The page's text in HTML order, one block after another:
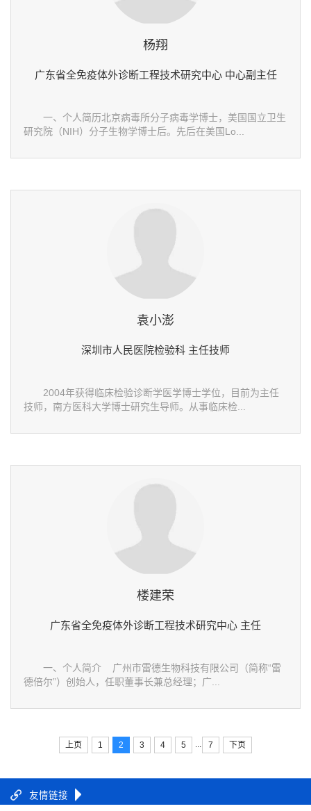
杨翔
广东省全免疫体外诊断工程技术研究中心 中心副主任
一、个人简历北京病毒所分子病毒学博士，美国国立卫生
研究院（NIH）分子生物学博士后。先后在美国Lo...
袁小澎
深圳市人民医院检验科 主任技师
2004年获得临床检验诊断学医学博士学位，目前为主任
技师，南方医科大学博士研究生导师。从事临床检...
楼建荣
广东省全免疫体外诊断工程技术研究中心 主任
一、个人简介 广州市雷德生物科技有限公司（简称“雷
德倍尔”）创始人，任职董事长兼总经理；广...
上页 1 2 3 4 5 ... 7 下页
友情链接